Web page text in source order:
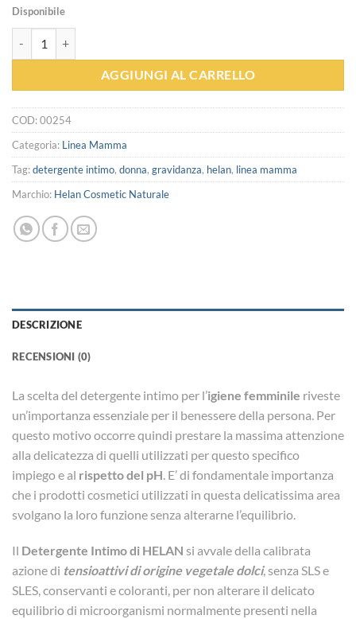
Disponibile
AGGIUNGI AL CARRELLO
COD:00254
Categoria: Linea Mamma
Tag:detergente intimo, donna, gravidanza, helan, linea mamma
Marchio: Helan Cosmetic Naturale
DESCRIZIONE
RECENSIONI (0)
La scelta del detergente intimo per l’igiene femminile riveste
un’importanza essenziale per il benessere della persona. Per
questo motivo occorre quindi prestare la massima attenzione
alla delicatezza di quelli utilizzati per questo specifico
impiego e al rispetto del pH . E’ di fondamentale importanza
che i prodotti cosmetici utilizzati in questa delicatissima area
svolgano la loro funzione senza alterarne l’equilibrio.
Il Detergente Intimo di HELAN si avvale della calibrata
azione di tensioattivi di origine vegetale dolci, senza SLS e
SLES, conservanti e coloranti, per non alterare il delicato
equilibrio di microorganismi normalmente presenti nella